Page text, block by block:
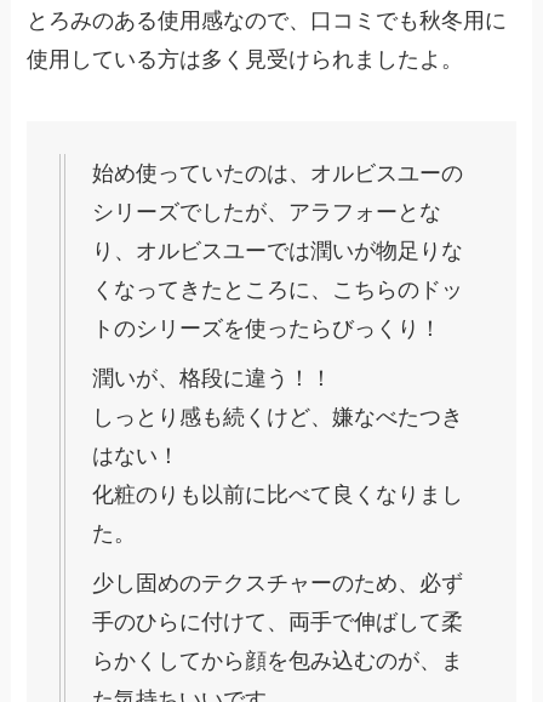
とろみのある使用感なので、口コミでも秋冬用に
使用している方は多く見受けられましたよ。
始め使っていたのは、オルビスユーの
シリーズでしたが、アラフォーとな
り、オルビスユーでは潤いが物足りな
くなってきたところに、こちらのドッ
トのシリーズを使ったらびっくり！
潤いが、格段に違う！！
しっとり感も続くけど、嫌なべたつき
はない！
化粧のりも以前に比べて良くなりまし
た。
少し固めのテクスチャーのため、必ず
手のひらに付けて、両手で伸ばして柔
らかくしてから顔を包み込むのが、ま